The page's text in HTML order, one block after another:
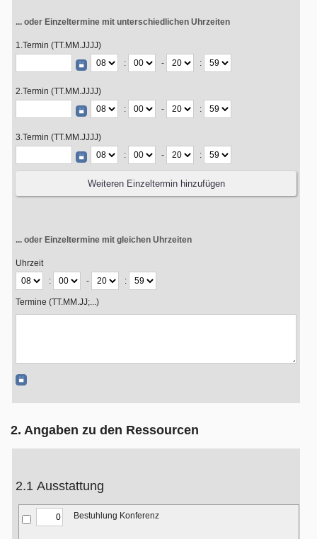
... oder Einzeltermine mit unterschiedlichen Uhrzeiten
1.Termin (TT.MM.JJJJ)
:
- :
2.Termin (TT.MM.JJJJ)
:
- :
3.Termin (TT.MM.JJJJ)
:
- :
... oder Einzeltermine mit gleichen Uhrzeiten
Uhrzeit
:
- :
Termine (TT.MM.JJ;...)
2. Angaben zu den Ressourcen
2.1 Ausstattung
Bestuhlung Konferenz